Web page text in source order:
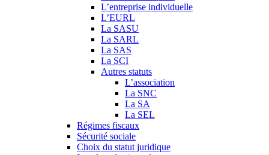
L’entreprise individuelle
L’EURL
La SASU
La SARL
La SAS
La SCI
Autres statuts
L’association
La SNC
La SA
La SEL
Régimes fiscaux
Sécurité sociale
Choix du statut juridique